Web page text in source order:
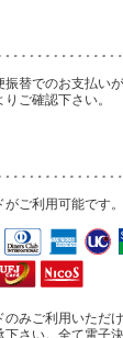
替でのお支払い
ご確認下さい。
ご利用可能です。
のみご利用いただ
下さい。全て電子